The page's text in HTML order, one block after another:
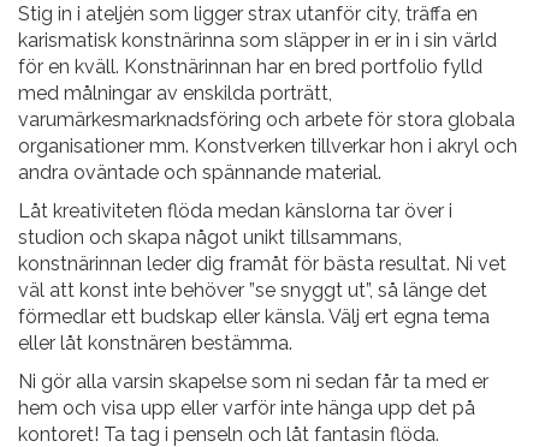
Stig in i ateljén som ligger strax utanför city, träffa en
karismatisk konstnärinna som släpper in er in i sin värld
för en kväll. Konstnärinnan har en bred portfolio fylld
med målningar av enskilda porträtt,
varumärkesmarknadsföring och arbete för stora globala
organisationer mm. Konstverken tillverkar hon i akryl och
andra oväntade och spännande material.
Låt kreativiteten flöda medan känslorna tar över i
studion och skapa något unikt tillsammans,
konstnärinnan leder dig framåt för bästa resultat. Ni vet
väl att konst inte behöver ”se snyggt ut”, så länge det
förmedlar ett budskap eller känsla. Välj ert egna tema
eller låt konstnären bestämma.
Ni gör alla varsin skapelse som ni sedan får ta med er
hem och visa upp eller varför inte hänga upp det på
kontoret! Ta tag i penseln och låt fantasin flöda.